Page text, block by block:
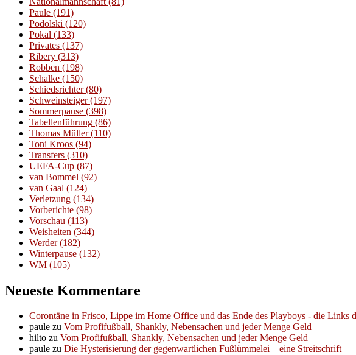
Paule (191)
Podolski (120)
Pokal (133)
Privates (137)
Ribery (313)
Robben (198)
Schalke (150)
Schiedsrichter(80)
Schweinsteiger(197)
Sommerpause (398)
Tabellenführung (86)
Thomas Müller(110)
Toni Kroos (94)
Transfers (310)
UEFA-Cup (87)
van Bommel (92)
van Gaal (124)
Verletzung (134)
Vorberichte (98)
Vorschau (113)
Weisheiten (344)
Werder(182)
Winterpause (132)
WM (105)
Neueste Kommentare
Corontäne in Frisco, Lippe im Home Office und das Ende des Playboys - die Links
paule zu Vom Profifußball, Shankly, Nebensachen und jeder Menge Geld
hilto zu Vom Profifußball, Shankly, Nebensachen und jeder Menge Geld
paule zu Die Hysterisierung der gegenwartlichen Fußlümmelei – eine Streitschrift